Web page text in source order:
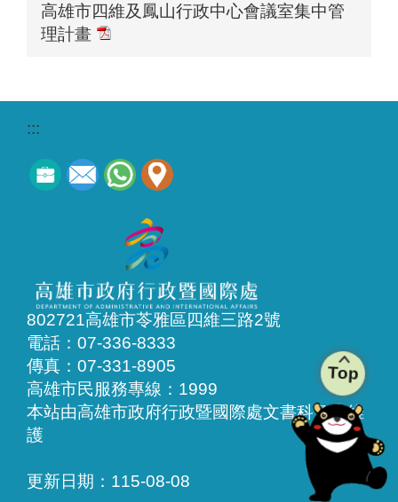
高雄市四維及鳳山行政中心會議室集中管
理計畫
:::
802721高雄市苓雅區四維三路2號
電話：07-336-8333
傳真：07-331-8905
高雄市民服務專線：1999
本站由高雄市政府行政暨國際處文書科負責維
護
Top
更新日期： 115-08-08